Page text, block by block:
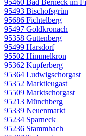
95493 Bischofsgrün
95686 Fichtelberg
95497 Goldkronach
95358 Guttenberg
95499 Harsdorf
95502 Himmelkron
95362 Kupferberg
95364 Ludwigschorgast
95352 Marktleugast
95509 Marktschorgast
95213 Münchberg
95339 Neuenmarkt
95234 Sparneck
95236 Stammbach